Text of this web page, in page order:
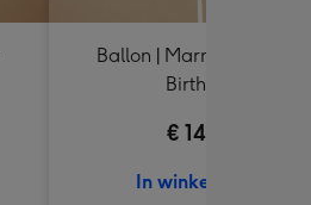
Ballon | Marmer | Happy
Birthday
€ 14,99
In winkelmand